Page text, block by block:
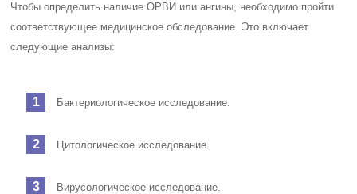
Чтобы определить наличие ОРВИ или ангины, необходимо пройти
соответствующее медицинское обследование. Это включает
следующие анализы:
Бактериологическое исследование.
Цитологическое исследование.
Вирусологическое исследование.